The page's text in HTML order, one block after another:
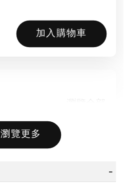
加入購物車
售完
瀏覽更多